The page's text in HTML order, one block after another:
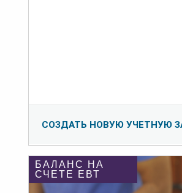
СОЗДАТЬ НОВУЮ УЧЕТНУЮ
БАЛАНС НА
СЧЕТЕ ЕВТ